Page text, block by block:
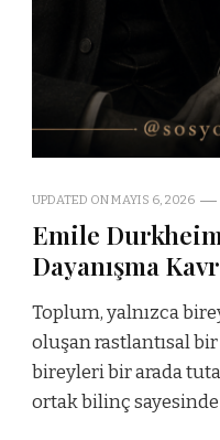
UPDATED ONMAYIS 6, 2026
Emile
Dayanışma
Toplum, yalnızca
oluşan rastlantısal
bireyleri bir arada
ortak bilinç sayesinde